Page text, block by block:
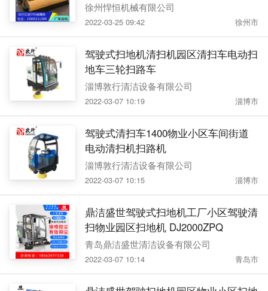
徐州悍恒机械有限公司
2022-03-25 09:42 徐州市
驾驶式扫地机清扫机园区清扫车电动扫
地车三轮扫路车
淄博敦行清洁设备有限公司
2022-03-07 10:19 淄博市
驾驶式清扫车1400物业小区车间街道
电动清扫机扫路机
淄博敦行清洁设备有限公司
2022-03-07 10:15 淄博市
鼎洁盛世驾驶式扫地机工厂小区驾驶清
扫物业园区扫地机 DJ2000ZPQ
青岛鼎洁盛世清洁设备有限公司
2022-03-07 10:14 青岛市